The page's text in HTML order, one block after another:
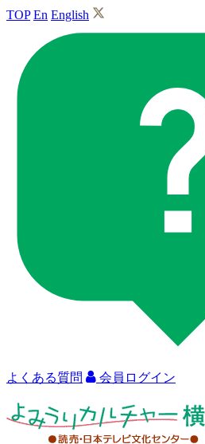
TOP En English
よくある質問 会員ログイン